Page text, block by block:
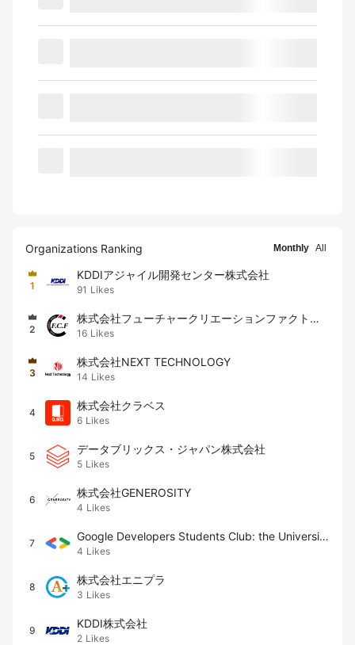
Organizations Ranking Monthly All
1
KDDIアジャイル開発センター株式会社
91 Likes
2
株式会社フューチャークリエーションファクトリ
ー
16 Likes
3
株式会社NEXT TECHNOLOGY
14 Likes
4
株式会社クラベス
6 Likes
5
データブリックス・ジャパン株式会社
5 Likes
6
株式会社GENEROSITY
4 Likes
7
Google Developers Students Club: the University
of Tokyo
4 Likes
8
株式会社エニプラ
3 Likes
9
KDDI株式会社
2 Likes